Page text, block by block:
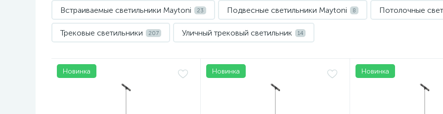
Встраиваемые светильники Maytoni 23 Подвесные светильники Maytoni 8 Потолочные
Трековые светильники 207 Уличный трековый светильник 14
Новинка Новинка Новинка